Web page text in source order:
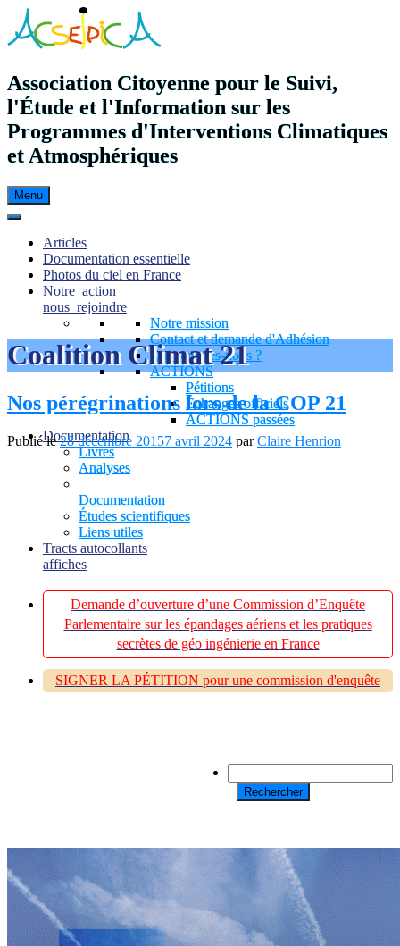
Aller
au
contenu
Association Citoyenne pour le Suivi,
l'Étude et l'Information sur les
Programmes d'Interventions Climatiques
et Atmosphériques
Menu
Articles
Documentation essentielle
Photos du ciel en France
Notre_action
nous_rejoindre
Notre mission
Contact et demande d'Adhésion
Qui sommes-nous ?
ACTIONS
Pétitions
Échanges officiels
ACTIONS passées
Documentation
Livres
Analyses
Documentation
Études scientifiques
Liens utiles
Tracts autocollants
affiches
Demande d’ouverture d’une Commission d’Enquête
Parlementaire sur les épandages aériens et les pratiques
secrètes de géo ingénierie en France
SIGNER LA PÉTITION pour une commission d'enquête
Rechercher
Coalition Climat 21
Nos pérégrinations lors de la COP 21
Publié le28 décembre 20157 avril 2024 parClaire Henrion